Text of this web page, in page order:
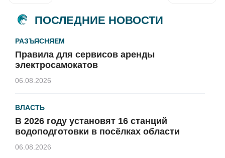
ПОСЛЕДНИЕ НОВОСТИ
РАЗЪЯСНЯЕМ
Правила для сервисов аренды
электросамокатов
06.08.2026
ВЛАСТЬ
В 2026 году установят 16 станций
водоподготовки в посёлках области
06.08.2026